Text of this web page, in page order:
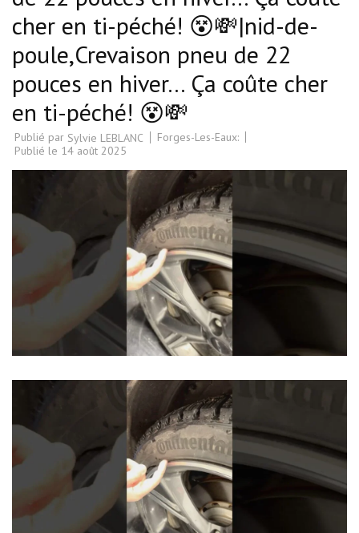
cher en ti-péché! 😵💸|nid-de-
poule,Crevaison pneu de 22
pouces en hiver… Ça coûte cher
en ti-péché! 😵💸
Publié par Sylvie LEBLANC
Forges-Les-Eaux:
Publié le 14 août 2025